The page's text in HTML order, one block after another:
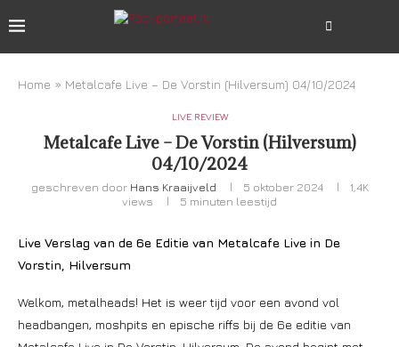
Home » Metalcafe Live – De Vorstin (Hilversum) 04/10/2024
LIVE REVIEW
Metalcafe Live – De Vorstin (Hilversum)
04/10/2024
geschreven door Hans Kraaijveld 5 oktober 2024
1,4K
views
5 minuten leestijd
Live Verslag van de 6e Editie van Metalcafe Live in De
Vorstin, Hilversum
Welkom, metalheads! Het is weer tijd voor een avond vol
headbangen, moshpits en epische riffs bij de 6e editie van